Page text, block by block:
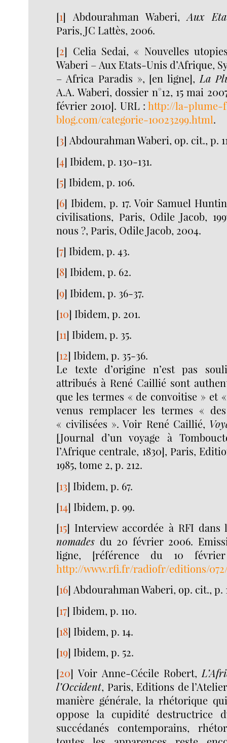
[1] Abdourahman Waberi,Aux
Paris, JC Lattès, 2006.
[2] Celia Sedai, « Nouvelles
Waberi – Aux Etats-Unis d’Afrique,
– Africa Paradis », [en ligne], La
A.A. Waberi, dossier n°12, 15 mai
février 2010]. URL :http://la-plume-
blog.com/categorie-10023299.html.
[3] Abdourahman Waberi, op. cit., p.
[4] Ibidem, p. 130-131.
[5] Ibidem, p. 106.
[6] Ibidem, p. 17. Voir Samuel
civilisations, Paris, Odile Jacob,
nous ?, Paris, Odile Jacob, 2004.
[7] Ibidem, p. 43.
[8] Ibidem, p. 62.
[9] Ibidem, p. 36-37.
[10] Ibidem, p. 201.
[11] Ibidem, p. 35.
[12] Ibidem, p. 35-36.
Le texte d’origine n’est pas
attribués à René Caillié sont
que les termes « de convoitise » et
venus remplacer les termes «
« civilisées ». Voir René Caillié,
[Journal d’un voyage à
l’Afrique centrale, 1830], Paris,
1985, tome 2, p. 212.
[13] Ibidem, p. 67.
[14] Ibidem, p. 99.
[15] Interview accordée à RFI dans
nomades du 20 février 2006.
ligne, [référence du 10
http://www.rfi.fr/radiofr/editions/
[16] Abdourahman Waberi, op. cit., p.
[17] Ibidem, p. 110.
[18] Ibidem, p. 14.
[19] Ibidem, p. 52.
[20]Voir Anne-Cécile Robert,
l’Occident, Paris, Editions de
manière générale, la rhétorique
oppose la cupidité destructrice
succédanés contemporains,